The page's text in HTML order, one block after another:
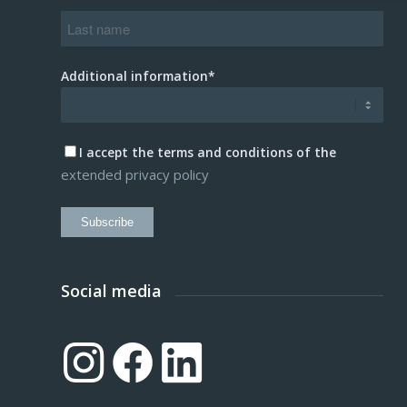
Additional information*
I accept the terms and conditions of the
extended privacy policy
Subscribe
Social media